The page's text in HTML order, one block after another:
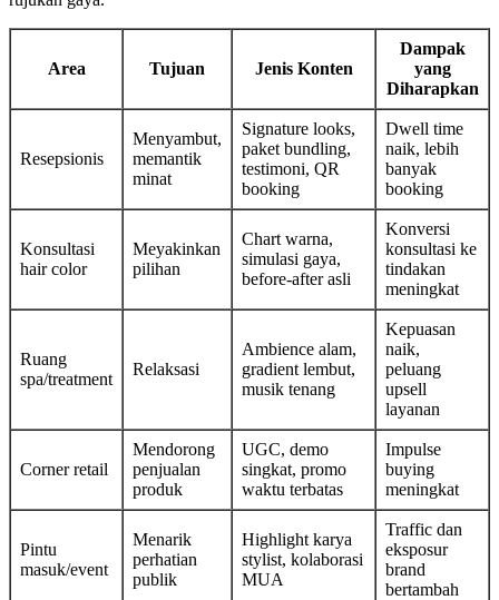
Area Tujuan Jenis Konten
Dampak
yang
Diharapkan
Resepsionis
Menyambut,
memantik
minat
Signature looks,
paket bundling,
testimoni, QR
booking
Dwell time
naik, lebih
banyak
booking
Konsultasi
hair color
Meyakinkan
pilihan
Chart warna,
simulasi gaya,
before-after asli
Konversi
konsultasi ke
tindakan
meningkat
Ruang
spa/treatment
Relaksasi
Ambience alam,
gradient lembut,
musik tenang
Kepuasan
naik,
peluang
upsell
layanan
Corner retail
Mendorong
penjualan
produk
UGC, demo
singkat, promo
waktu terbatas
Impulse
buying
meningkat
Pintu
masuk/event
Menarik
perhatian
publik
Highlight karya
stylist, kolaborasi
MUA
Traffic dan
eksposur
brand
bertambah